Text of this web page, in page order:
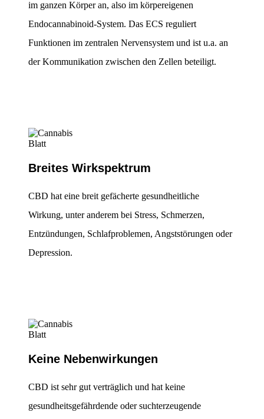
im ganzen Körper an, also im körpereigenen
Endocannabinoid-System. Das ECS reguliert
Funktionen im zentralen Nervensystem und ist u.a. an
der Kommunikation zwischen den Zellen beteiligt.
Breites Wirkspektrum
CBD hat eine breit gefächerte gesundheitliche
Wirkung, unter anderem bei Stress, Schmerzen,
Entzündungen, Schlafproblemen, Angststörungen oder
Depression.
Keine Nebenwirkungen
CBD ist sehr gut verträglich und hat keine
gesundheitsgefährdende oder suchterzeugende